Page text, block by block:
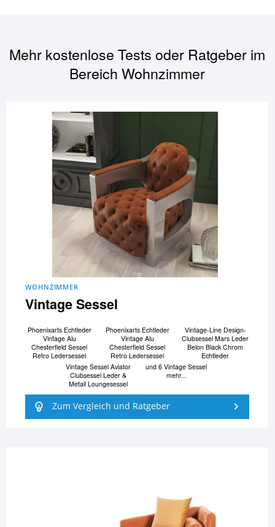
Mehr kostenlose Tests oder Ratgeber im
BereichWohnzimmer
WOHNZIMMER
Vintage Sessel
Phoenixarts Echtleder
Vintage Alu
Chesterfield Sessel
Retro Ledersessel
Phoenixarts Echtleder
Vintage Alu
Chesterfield Sessel
Retro Ledersessel
Vintage-Line Design-
Clubsessel Mars Leder
Belon Black Chrom
Echtleder
Vintage Sessel Aviator
Clubsessel Leder &
Metall Loungesessel
und 6 Vintage Sessel
mehr...
Zum Vergleich und Ratgeber